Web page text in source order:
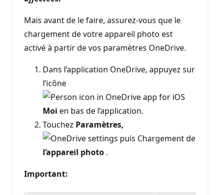
Mais avant de le faire, assurez-vous que le
chargement de votre appareil photo est
activé à partir de vos paramètres OneDrive.
Dans l’application OneDrive, appuyez sur
l’icône
Moi en bas de l’application.
Touchez Paramètres,
puis Chargement de
l’appareil photo .
Important: